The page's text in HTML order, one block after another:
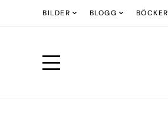
BILDER BLOGG BÖCKER